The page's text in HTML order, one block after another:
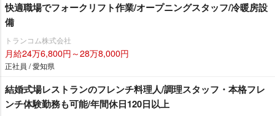
快適職場でフォークリフト作業/オープニングスタッフ/冷暖房設
備
トランコム株式会社
月給24万6,800円～28万8,000円
正社員 / 愛知県
結婚式場レストランのフレンチ料理人/調理スタッフ・本格フレ
ンチ体験勤務も可能/年間休日120日以上